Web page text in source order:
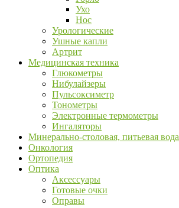
Ухо
Нос
Урологические
Ушные капли
Артрит
Медицинская техника
Глюкометры
Нибулайзеры
Пульсоксиметр
Тонометры
Электронные термометры
Ингаляторы
Минерально-столовая, питьевая вода
Онкология
Ортопедия
Оптика
Аксессуары
Готовые очки
Оправы